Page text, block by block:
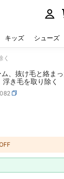
キッズ シューズ
く
、抜け毛と絡ま
き毛を取り除く